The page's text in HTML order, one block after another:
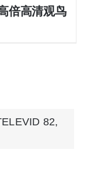
倍高清观鸟
82,